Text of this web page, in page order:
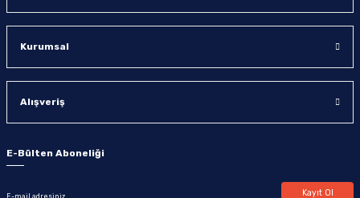
Kurumsal
Alışveriş
E-Bülten Aboneliği
Kayıt Ol